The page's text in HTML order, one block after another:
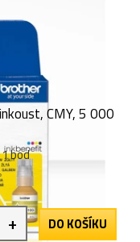
CMY, 5 000
1 bod
+ DO KOŠÍKU